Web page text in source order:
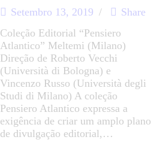
Setembro 13, 2019
Share
Coleção Editorial “Pensiero
Atlantico” Meltemi (Milano)
Direção de Roberto Vecchi
(Università di Bologna) e
Vincenzo Russo (Università degli
Studi di Milano) A coleção
Pensiero Atlantico expressa a
exigência de criar um amplo plano
de divulgação editorial,…